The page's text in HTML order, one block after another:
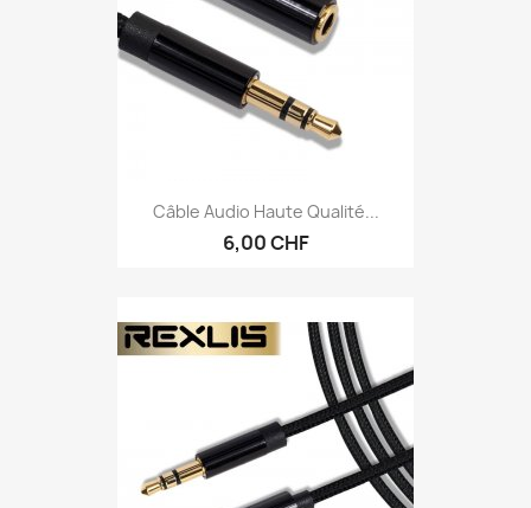
Câble Audio Haute Qualité...
6,00 CHF